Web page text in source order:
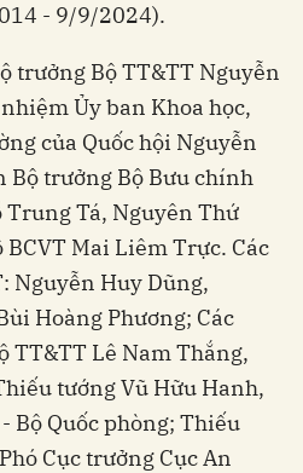
- 9/9/2024).
trưởng Bộ TT&TT Nguyễn
Ủy ban Khoa học,
của Quốc hội Nguyễn
Bộ trưởng Bộ Bưu chính
Tá, Nguyên Thứ
Mai Liêm Trực. Các
Nguyễn Huy Dũng,
Hoàng Phương; Các
TT&TT Lê Nam Thắng,
tướng Vũ Hữu Hanh,
Bộ Quốc phòng; Thiếu
Cục trưởng Cục An